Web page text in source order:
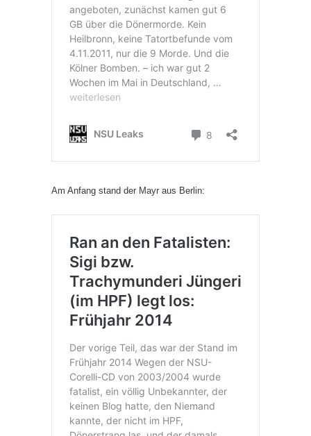
Am Anfang stand der Mayr aus Berlin: